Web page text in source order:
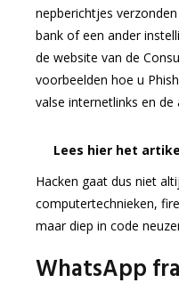
nepberichtjes
bank of een ander
de website van de
voorbeelden hoe u
valse internetlinks en
Lees hier het
Hacken gaat dus niet
computertechnieken,
maar diep in code
WhatsApp